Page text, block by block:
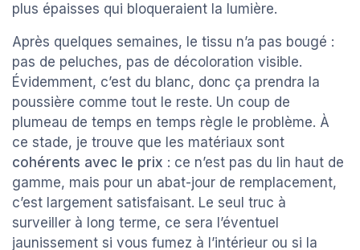
plus épaisses qui bloqueraient la lumière.
Après quelques semaines, le tissu n’a pas bougé :
pas de peluches, pas de décoloration visible.
Évidemment, c’est du blanc, donc ça prendra la
poussière comme tout le reste. Un coup de
plumeau de temps en temps règle le problème. À
ce stade, je trouve que les matériaux sont
cohérents avec le prix : ce n’est pas du lin haut de
gamme, mais pour un abat-jour de remplacement,
c’est largement satisfaisant. Le seul truc à
surveiller à long terme, ce sera l’éventuel
jaunissement si vous fumez à l’intérieur ou si la